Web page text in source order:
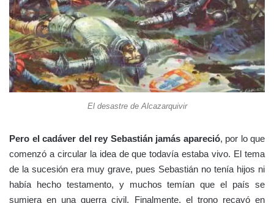
El desastre de Alcazarquivir
Pero el cadáver del rey Sebastián jamás apareció, por lo que
comenzó a circular la idea de que todavía estaba vivo. El tema
de la sucesión era muy grave, pues Sebastián no tenía hijos ni
había hecho testamento, y muchos temían que el país se
sumiera en una guerra civil. Finalmente, el trono recayó en